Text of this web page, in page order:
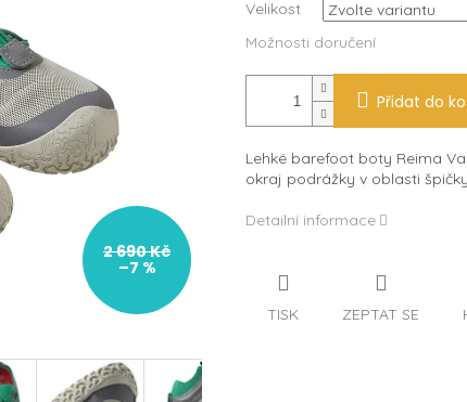
2 690 Kč
–7 %
Velikost
Možnosti doručení
Přidat do
Lehké barefoot boty Reima
okraj podrážky v oblasti
Detailní informace
TISK ZEPTAT SE